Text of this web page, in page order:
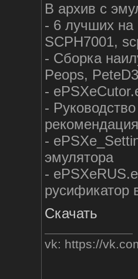
В архив с
- 6 лучших на
SCPH7001,
- Сборка
Peops,
-
-
-
эмулятора
-
русификатор
Скачать
vk: https://